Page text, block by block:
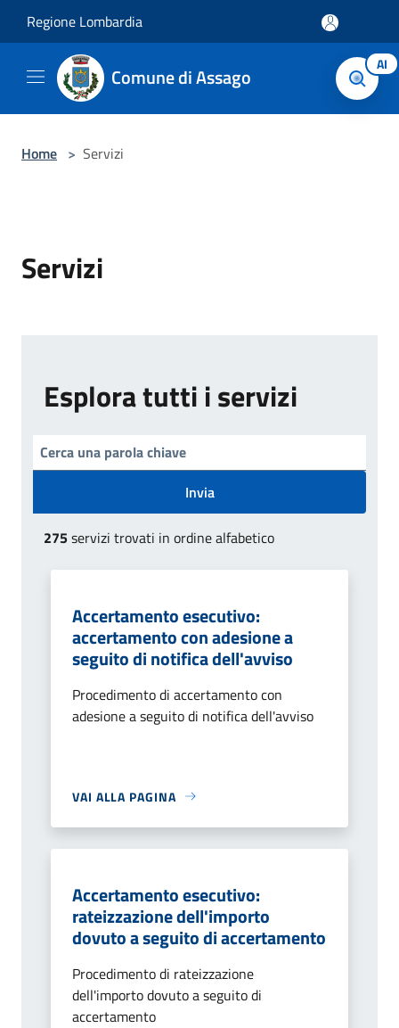
Regione Lombardia
Comune di Assago AI
Home > Servizi
Servizi
Esplora tutti i servizi
Invia
275servizi trovati in ordine alfabetico
Accertamento esecutivo:
accertamento con adesione a
seguito di notifica dell'avviso
Procedimento di accertamento con
adesione a seguito di notifica dell'avviso
VAI ALLA PAGINA
Accertamento esecutivo:
rateizzazione dell'importo
dovuto a seguito di accertamento
Procedimento di rateizzazione
dell'importo dovuto a seguito di
accertamento